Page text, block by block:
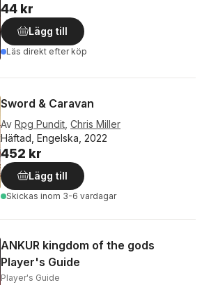
44 kr
Lägg till
Läs direkt efter köp
Sword & Caravan
Av Rpg Pundit, Chris Miller
Häftad, Engelska, 2022
452 kr
Lägg till
Skickas inom 3-6 vardagar
ANKUR kingdom of the gods
Player's Guide
Player's Guide